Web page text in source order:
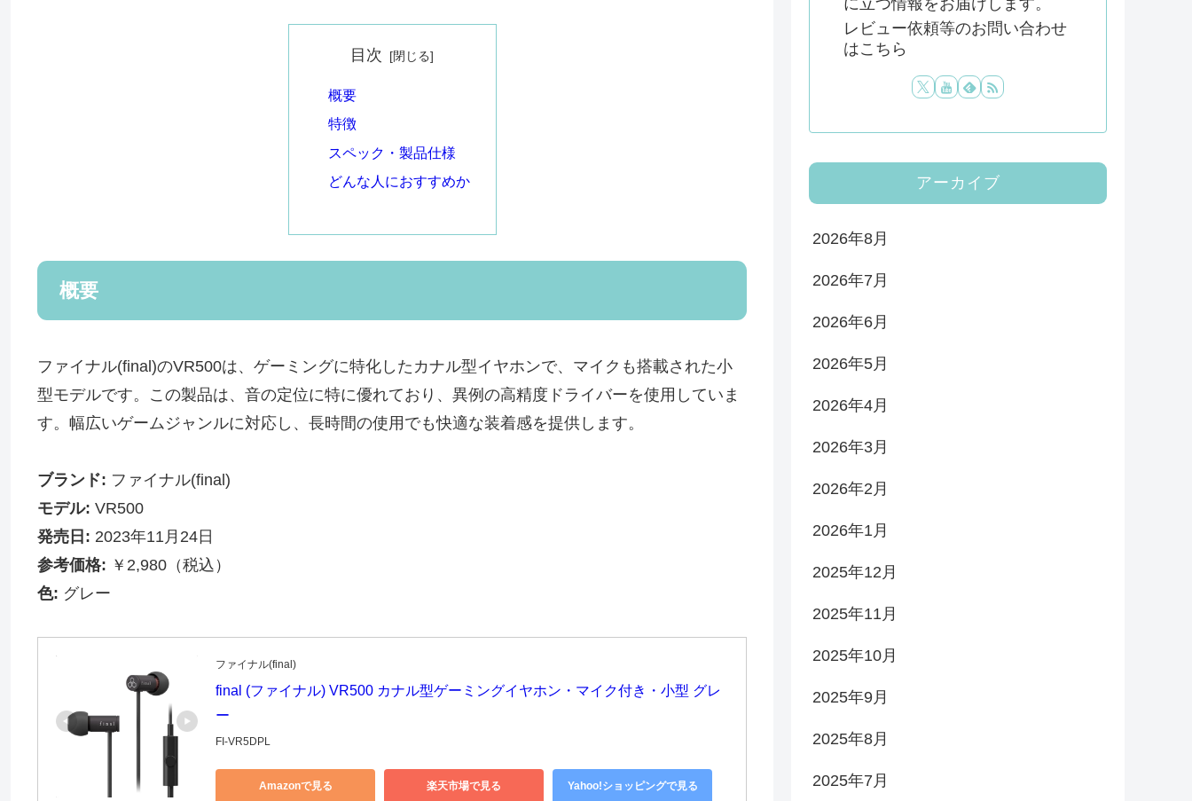
目次
概要
特徴
スペック・製品仕様
どんな人におすすめか
概要
ファイナル(final)のVR500は、ゲーミングに特化したカナル型イヤホンで、マイクも搭載された小
型モデルです。この製品は、音の定位に特に優れており、異例の高精度ドライバーを使用していま
す。幅広いゲームジャンルに対応し、長時間の使用でも快適な装着感を提供します。
ブランド: ファイナル(final)
モデル: VR500
発売日: 2023年11月24日
参考価格: ￥2,980（税込）
色: グレー
ファイナル(final)
final (ファイナル) VR500 カナル型ゲーミングイヤホン・マイク付き・小型 グレ
ー
FI-VR5DPL
Amazonで見る 楽天市場で見る Yahoo!ショッピングで見る
レビュー依頼等のお問い合わせ
はこちら
アーカイブ
2026年8月
2026年7月
2026年6月
2026年5月
2026年4月
2026年3月
2026年2月
2026年1月
2025年12月
2025年11月
2025年10月
2025年9月
2025年8月
2025年7月